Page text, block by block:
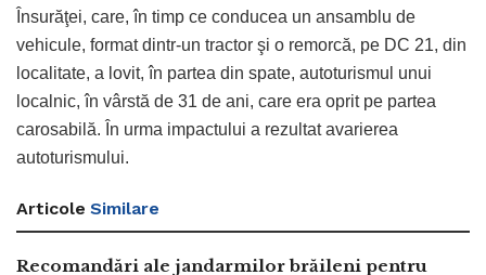
Însurăţei, care, în timp ce conducea un ansamblu de
vehicule, format dintr-un tractor şi o remorcă, pe DC 21, din
localitate, a lovit, în partea din spate, autoturismul unui
localnic, în vârstă de 31 de ani, care era oprit pe partea
carosabilă. În urma impactului a rezultat avarierea
autoturismului.
Articole Similare
Recomandări ale jandarmilor brăileni pentru